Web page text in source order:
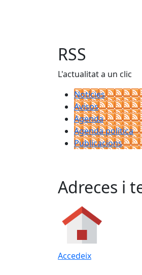
RSS
L'actualitat a un clic
Notícies
Avisos
Agenda
Agenda política
Publicacions
Adreces i
Accedeix